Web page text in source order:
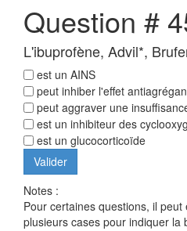
Question #
L'ibuprofène, Advil*,
est un AINS
peut inhiber l'effet
peut aggraver une
est un inhibiteur des
est un glucocorticoïde
Notes :
Pour certaines questions, il
plusieurs cases pour indiquer la